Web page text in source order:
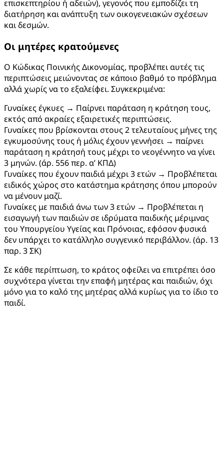
επισκεπτηρίου ή αδειών), γεγονός που εμποδίζει τη
διατήρηση και ανάπτυξη των οικογενειακών σχέσεων
και δεσμών.
Οι μητέρες κρατούμενες
Ο Κώδικας Ποινικής Δικονομίας, προβλέπει αυτές τις
περιπτώσεις μειώνοντας σε κάποιο βαθμό το πρόβλημα
αλλά χωρίς να το εξαλείφει. Συγκεκριμένα:
Γυναίκες έγκυες → Παίρνει παράταση η κράτηση τους,
εκτός από ακραίες εξαιρετικές περιπτώσεις.
Γυναίκες που βρίσκονται στους 2 τελευταίους μήνες της
εγκυμοσύνης τους ή μόλις έχουν γεννήσει → παίρνει
παράταση η κράτησή τους μέχρι το νεογέννητο να γίνει
3 μηνών. (άρ. 556 περ. α’ ΚΠΔ)
Γυναίκες που έχουν παιδιά μέχρι 3 ετών → Προβλέπεται
ειδικός χώρος στο κατάστημα κράτησης όπου μπορούν
να μένουν μαζί.
Γυναίκες με παιδιά άνω των 3 ετών → Προβλέπεται η
εισαγωγή των παιδιών σε ιδρύματα παιδικής μέριμνας
του Υπουργείου Υγείας και Πρόνοιας, εφόσον φυσικά
δεν υπάρχει το κατάλληλο συγγενικό περιβάλλον. (άρ. 13
παρ. 3 ΣΚ)
Σε κάθε περίπτωση, το κράτος οφείλει να επιτρέπει όσο
συχνότερα γίνεται την επαφή μητέρας και παιδιών, όχι
μόνο για το καλό της μητέρας αλλά κυρίως για το ίδιο το
παιδί.